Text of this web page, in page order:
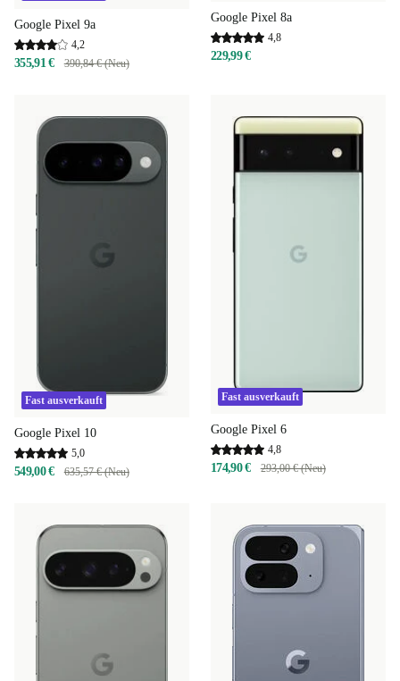
Google Pixel 9a
4,2
355,91 € 390,84 € (Neu)
Google Pixel 8a
4,8
229,99 €
Fast ausverkauft
Google Pixel 10
5,0
549,00 € 635,57 € (Neu)
Fast ausverkauft
Google Pixel 6
4,8
174,90 € 293,00 € (Neu)